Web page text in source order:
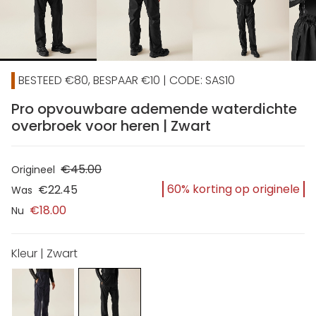
chevron_right
BESTEED €80, BESPAAR €10 | CODE: SAS10
Pro opvouwbare ademende waterdichte
overbroek voor heren | Zwart
Origineel €45.00
Was €22.45
Nu €18.00
60% korting op originele
Kleur | Zwart